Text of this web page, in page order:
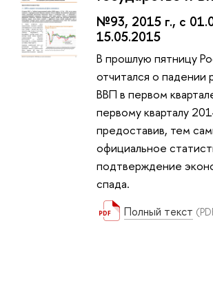
№93, 2015 г., с
15.05.2015
В прошлую пятницу
отчитался о падении
ВВП в первом
первому кварталу
предоставив, тем
официальное
подтверждение
спада.
Полный текст